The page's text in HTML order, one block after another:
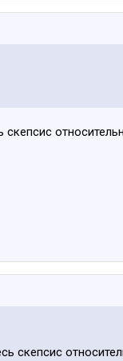
скепсис
скепсис